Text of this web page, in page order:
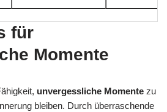
für
Momente
unvergessliche Momente zu
bleiben. Durch überraschende